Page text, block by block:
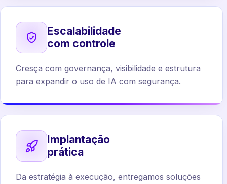
Escalabilidade
com controle
Cresça com governança, visibilidade e estrutura
para expandir o uso de IA com segurança.
Implantação
prática
Da estratégia à execução, entregamos soluções